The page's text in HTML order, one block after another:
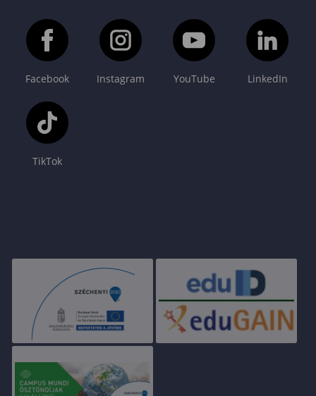
Facebook Instagram YouTube LinkedIn
TikTok